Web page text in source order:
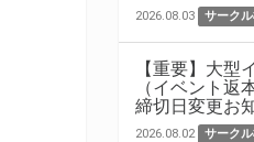
2026.08.03 サーク
【重要】大型
（イベント返
締切日変更お
2026.08.02 サーク